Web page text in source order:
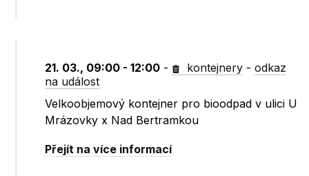
21. 03., 09:00 - 12:00 - kontejnery -odkaz
na událost
Velkoobjemový kontejner pro bioodpad v ulici U
Mrázovky x Nad Bertramkou
Přejít na více informací